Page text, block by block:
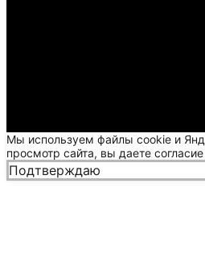
Мы используем файлы cookie и
просмотр сайта, вы даете
Подтверждаю